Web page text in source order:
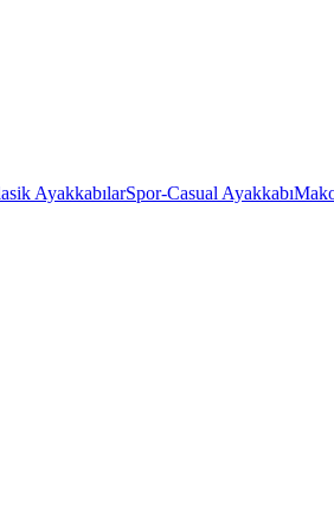
AyakkabılarSpor-Casual Ayakkabı